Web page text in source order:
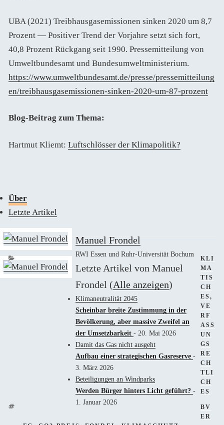
UBA (2021) Treibhausgasemissionen sinken 2020 um 8,7
Prozent — Positiver Trend der Vorjahre setzt sich fort,
40,8 Prozent Rückgang seit 1990. Pressemitteilung von
Umweltbundesamt und Bundesumweltministerium.
https://www.umweltbundesamt.de/presse/pressemitteilung
en/treibhausgasemissionen-sinken-2020-um-87-prozent
Blog-Beitrag zum Thema:
Hartmut Kliemt: Luftschlösser der Klimapolitik?
Über
Letzte Artikel
Manuel Frondel
RWI Essen und Ruhr-Universität Bochum
Letzte Artikel von Manuel
Frondel (Alle anzeigen)
Klimaneutralität 2045
Scheinbar breite Zustimmung in der
Bevölkerung, aber massive Zweifel an
der Umsetzbarkeit - 20. Mai 2026
Damit das Gas nicht ausgeht
Aufbau einer strategischen Gasreserve -
3. März 2026
Beteiligungen an Windparks
Werden Bürger hinters Licht geführt? -
1. Januar 2026
KLI
MA
TIS
CH
ES,
VE
RF
ASS
UN
GS
RE
CH
TLI
CH
ES
BV
ER